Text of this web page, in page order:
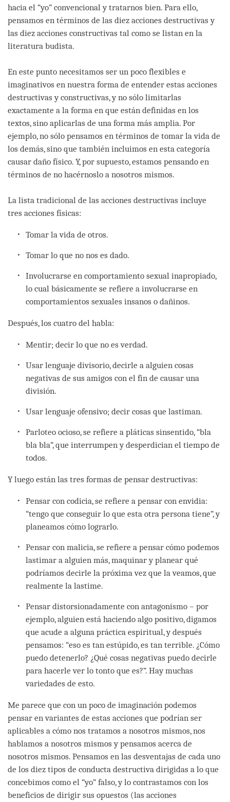
hacia el “yo” convencional y tratarnos bien. Para ello,
pensamos en términos de las diez acciones destructivas y
las diez acciones constructivas tal como se listan en la
literatura budista.
En este punto necesitamos ser un poco flexibles e
imaginativos en nuestra forma de entender estas acciones
destructivas y constructivas, y no sólo limitarlas
exactamente a la forma en que están definidas en los
textos, sino aplicarlas de una forma más amplia. Por
ejemplo, no sólo pensamos en términos de tomar la vida de
los demás, sino que también incluimos en esta categoría
causar daño físico. Y, por supuesto, estamos pensando en
términos de no hacérnoslo a nosotros mismos.
La lista tradicional de las acciones destructivas incluye
tres acciones físicas:
Tomar la vida de otros.
Tomar lo que no nos es dado.
Involucrarse en comportamiento sexual inapropiado,
lo cual básicamente se refiere a involucrarse en
comportamientos sexuales insanos o dañinos.
Después, los cuatro del habla:
Mentir; decir lo que no es verdad.
Usar lenguaje divisorio, decirle a alguien cosas
negativas de sus amigos con el fin de causar una
división.
Usar lenguaje ofensivo; decir cosas que lastiman.
Parloteo ocioso, se refiere a pláticas sinsentido, “bla
bla bla”, que interrumpen y desperdician el tiempo de
todos.
Y luego están las tres formas de pensar destructivas:
Pensar con codicia, se refiere a pensar con envidia:
“tengo que conseguir lo que esta otra persona tiene”, y
planeamos cómo lograrlo.
Pensar con malicia, se refiere a pensar cómo podemos
lastimar a alguien más, maquinar y planear qué
podríamos decirle la próxima vez que la veamos, que
realmente la lastime.
Pensar distorsionadamente con antagonismo – por
ejemplo, alguien está haciendo algo positivo, digamos
que acude a alguna práctica espiritual, y después
pensamos: “eso es tan estúpido, es tan terrible. ¿Cómo
puedo detenerlo? ¿Qué cosas negativas puedo decirle
para hacerle ver lo tonto que es?”. Hay muchas
variedades de esto.
Me parece que con un poco de imaginación podemos
pensar en variantes de estas acciones que podrían ser
aplicables a cómo nos tratamos a nosotros mismos, nos
hablamos a nosotros mismos y pensamos acerca de
nosotros mismos. Pensamos en las desventajas de cada uno
de los diez tipos de conducta destructiva dirigidas a lo que
concebimos como el “yo” falso, y lo contrastamos con los
beneficios de dirigir sus opuestos (las acciones